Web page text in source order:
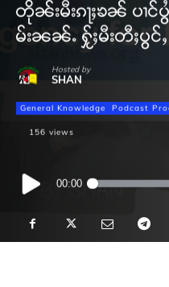
တိုၼ်းမီးၵႃႈၶၼ် ပၢ
မ်းၼၼ်ႉ ႁႂ်ႈမီးတီႈပွင်ႇ
Hosted by
SHAN
General Knowledge Podcast
156 views
Audio
Player
00:00